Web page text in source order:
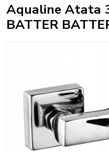
Aqualine Atata
BATTER